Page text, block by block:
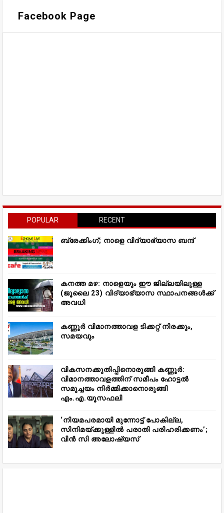
Facebook Page
POPULAR RECENT
ബ്രേക്കിംഗ്; നാളെ വിദ്യാഭ്യാസ ബന്ദ്
കനത്ത മഴ: നാളെയും ഈ ജില്ലയിലുള്ള
(ജൂലൈ 23) വിദ്യാഭ്യാസ സ്ഥാപനങ്ങൾക്ക്
അവധി
കണ്ണൂർ വിമാനത്താവള ടിക്കറ്റ് നിരക്കും,
സമയവും
വികസനക്കുതിപ്പിനൊരുങ്ങി കണ്ണൂർ:
വിമാനത്താവളത്തിന് സമീപം ഹോട്ടൽ
സമുച്ചയം നിർമ്മിക്കാനൊരുങ്ങി
എം.എ.യൂസഫലി
‘നിയമപരമായി മുന്നോട്ട് പോകില്ല,
സിനിമയ്ക്കുള്ളിൽ പരാതി പരിഹരിക്കണം’;
വിൻ സി അലോഷ്യസ്